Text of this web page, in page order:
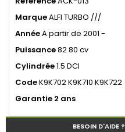
MarqueALFI TURBO ///
AnnéeA partir de 2001 -
Puissance82 80 cv
Cylindrée1.5 DCI
CodeK9K702 K9K710 K9K722
Garantie 2 ans
BESOIN D'AIDE ?